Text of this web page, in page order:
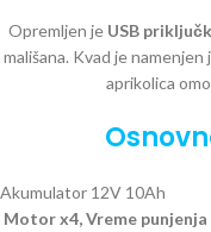
Opremljen jeUSB
mališana. Kvad je
aprikolica
Akumulator 12V 10Ah
Motor x4, Vreme punjenja